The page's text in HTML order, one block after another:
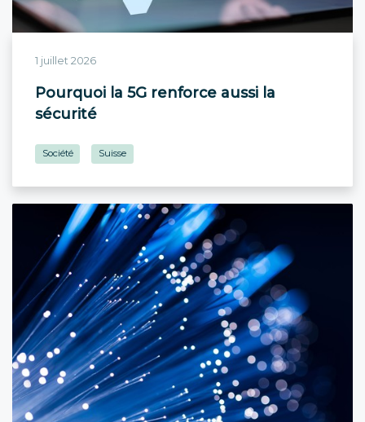
1 juillet 2026
Pourquoi la 5G renforce aussi la
sécurité
Société Suisse